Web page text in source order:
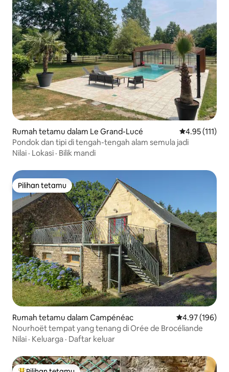
Rumah tetamu dalam Le Grand-Lucé Penarafan
4.95 (111)
Pondok dan tipi di tengah-tengah alam semula jadi
Nilai · Lokasi · Bilik mandi
Pilihan tetamu
Pilihan tetamu
Rumah tetamu dalam Campénéac Penarafan
4.97 (196)
Nourhoët tempat yang tenang di Orée de Brocéliande
Nilai · Keluarga · Daftar keluar